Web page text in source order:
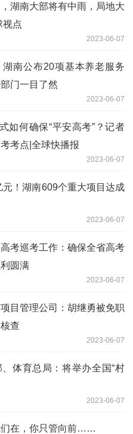
湖南大部将有中雨，局地大
视点
2023-06-07
湖南公布20项基本养老服务
门一目了然
2023-06-07
如何确保“平安高考”？记者
考点|全球快播报
2023-06-07
元！湖南609个重大项目达成
2023-06-07
考巡考工作：确保全省高考
圆满
2023-06-07
目管理公司：胡继勇被免职
查
2023-06-07
体育总局：将举办全国“村
2023-06-07
们在，你只管向前……